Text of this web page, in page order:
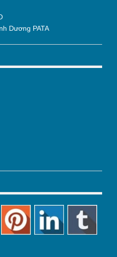
Dương PATA